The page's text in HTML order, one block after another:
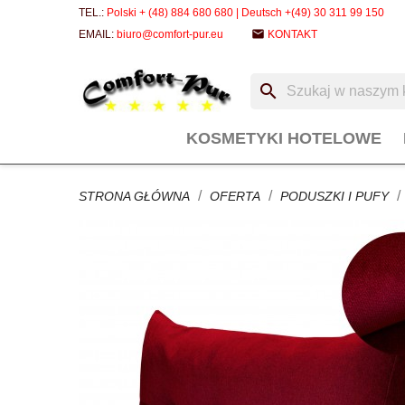
TEL.: Polski + (48) 884 680 680 | Deutsch +(49) 30 311 99 150
EMAIL: biuro@comfort-pur.eu email KONTAKT
search
KOSMETYKI HOTELOWE
STRONA GŁÓWNA OFERTA PODUSZKI I PUFY